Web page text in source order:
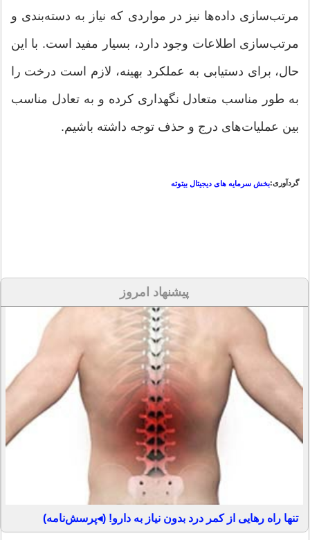
مرتب‌سازی داده‌ها نیز در مواردی که نیاز به دسته‌بندی و
مرتب‌سازی اطلاعات وجود دارد، بسیار مفید است. با این
حال، برای دستیابی به عملکرد بهینه، لازم است درخت را
به طور مناسب متعادل نگهداری کرده و به تعادل مناسب
بین عملیات‌های درج و حذف توجه داشته باشیم.
گردآوری:بخش سرمایه های دیجیتال بیتوته
پیشنهاد امروز
تنها راه رهایی از کمر درد بدون نیاز به دارو! (◂پرسش‌نامه)